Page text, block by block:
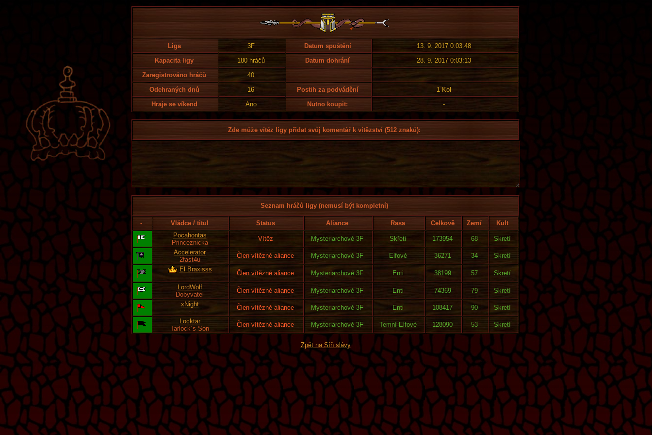
Liga 3F Datum spuštění
13. 9. 2017 0:03:48
Kapacita ligy
180 hráčů Datum dohrání
28. 9. 2017 0:03:13
Zaregistrováno hráčů
40
Odehraných dnů
16 Postih za podvádění
1 Kol
Hraje se víkend
Ano Nutno koupit: -
Zde může vítěz ligy přidat svůj komentář k vítězství (512 znaků):
Seznam hráčů ligy (nemusí být kompletní)
- Vládce / titul Status Aliance Rasa Celkově Zemí
Kult
Pocahontas
Princeznicka
Vítěz Mysteriarchové 3F Skřeti 173954 68
Skretí
Accelerator
2fast4u
Člen vítězné aliance Mysteriarchové 3F Elfové 36271 34
Skretí
El Braxisss
-
Člen vítězné aliance Mysteriarchové 3F Enti 38199 57
Skretí
LordWolf
Dobyvatel
Člen vítězné aliance Mysteriarchové 3F Enti 74369 79
Skretí
xNight
-
Člen vítězné aliance Mysteriarchové 3F Enti 108417 90
Skretí
Locktar
Tarlock´s Son
Člen vítězné aliance Mysteriarchové 3F Temní Elfové 128090 53 Skretí
Zpět na Síň slávy